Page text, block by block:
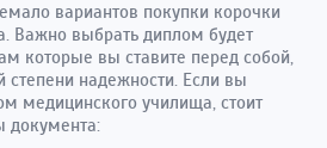
вариантов покупки корочки
Важно выбрать диплом будет
которые вы ставите перед собой,
степени надежности. Если вы
медицинского училища, стоит
документа: